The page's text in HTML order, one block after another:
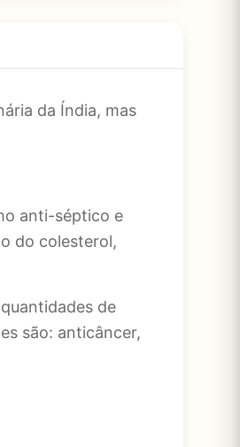
da Índia, mas
anti-séptico e
do colesterol,
de
são: anticâncer,